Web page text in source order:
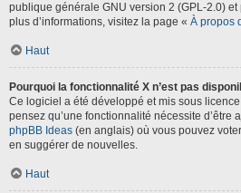
publique générale GNU version 2 (GPL-2.0)
plus d’informations, visitez la page « À propos
Haut
Pourquoi la fonctionnalité X n’est pas
Ce logiciel a été développé et mis sous
pensez qu’une fonctionnalité nécessite d’être
phpBB Ideas (en anglais) où vous pouvez
en suggérer de nouvelles.
Haut